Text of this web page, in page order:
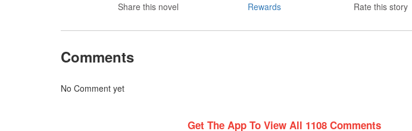
Share this novel Rewards Rate this story
Comments
No Comment yet
Get The App To View All 1108 Comments